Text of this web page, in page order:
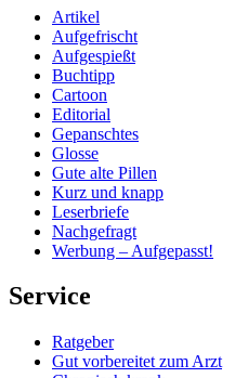
Artikel
Aufgefrischt
Aufgespießt
Buchtipp
Cartoon
Editorial
Gepanschtes
Glosse
Gute alte Pillen
Kurz und knapp
Leserbriefe
Nachgefragt
Werbung – Aufgepasst!
Service
Ratgeber
Gut vorbereitet zum Arzt